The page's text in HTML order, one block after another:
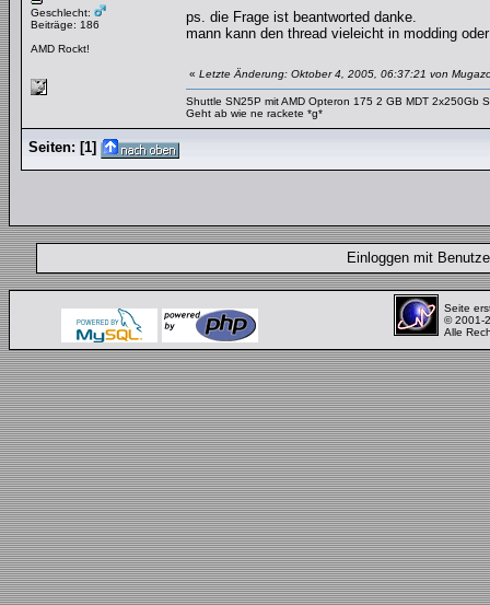
Geschlecht:
Beiträge: 186
AMD Rockt!
ps. die Frage ist beantworted danke.
mann kann den thread vieleicht in modding
« Letzte Änderung: Oktober 4, 2005, 06:37:21 von
Shuttle SN25P mit AMD Opteron 175 2 GB MDT 2x250Gb
Geht ab wie ne rackete *g*
Seiten: [1]
Einloggen mit
Seite
© 2001-
Alle